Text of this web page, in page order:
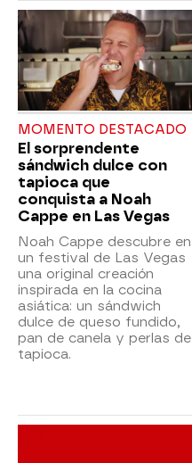
MOMENTO DESTACADO
El sorprendente
sándwich dulce con
tapioca que
conquista a Noah
Cappe en Las Vegas
Noah Cappe descubre en
un festival de Las Vegas
una original creación
inspirada en la cocina
asiática: un sándwich
dulce de queso fundido,
pan de canela y perlas de
tapioca.